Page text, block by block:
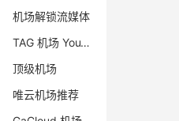
机场解锁流媒体
TAG 机场 YouTube 4K
顶级机场
唯云机场推荐